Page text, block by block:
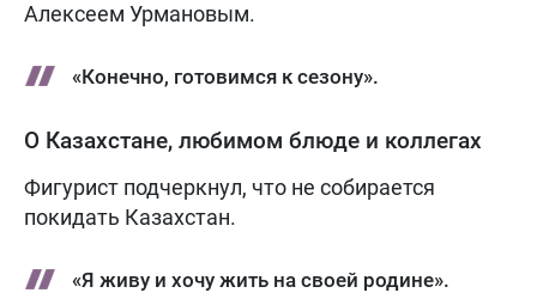
Алексеем Урмановым.
«Конечно, готовимся к сезону».
О Казахстане, любимом блюде и коллегах
Фигурист подчеркнул, что не собирается
покидать Казахстан.
«Я живу и хочу жить на своей родине».